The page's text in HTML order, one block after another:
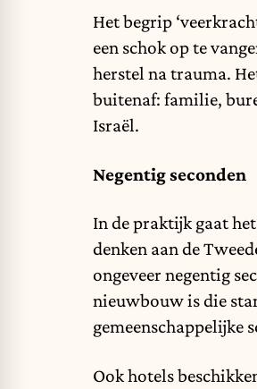
Het begrip
een schok op te
herstel na trauma.
buitenaf: familie,
Israël.
Negentig seconden
In de praktijk gaat
denken aan de
ongeveer negentig
nieuwbouw is die
gemeenschappelijke
Ook hotels